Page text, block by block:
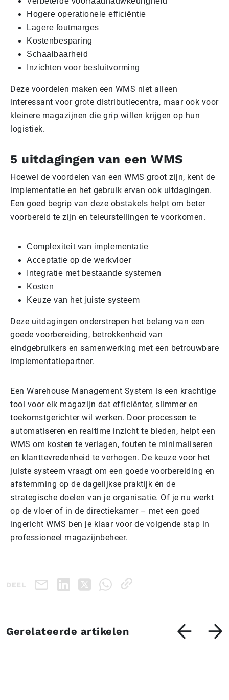
Hogere operationele efficiëntie
Lagere foutmarges
Kostenbesparing
Schaalbaarheid
Inzichten voor besluitvorming
Deze voordelen maken een WMS niet alleen
interessant voor grote distributiecentra, maar ook voor
kleinere magazijnen die grip willen krijgen op hun
logistiek.
5 uitdagingen van een WMS
Hoewel de voordelen van een WMS groot zijn, kent de
implementatie en het gebruik ervan ook uitdagingen.
Een goed begrip van deze obstakels helpt om beter
voorbereid te zijn en teleurstellingen te voorkomen.
Complexiteit van implementatie
Acceptatie op de werkvloer
Integratie met bestaande systemen
Kosten
Keuze van het juiste systeem
Deze uitdagingen onderstrepen het belang van een
goede voorbereiding, betrokkenheid van
eindgebruikers en samenwerking met een betrouwbare
implementatiepartner.
Een Warehouse Management System is een krachtige
tool voor elk magazijn dat efficiënter, slimmer en
toekomstgerichter wil werken. Door processen te
automatiseren en realtime inzicht te bieden, helpt een
WMS om kosten te verlagen, fouten te minimaliseren
en klanttevredenheid te verhogen. De keuze voor het
juiste systeem vraagt om een goede voorbereiding en
afstemming op de dagelijkse praktijk én de
strategische doelen van je organisatie. Of je nu werkt
op de vloer of in de directiekamer – met een goed
ingericht WMS ben je klaar voor de volgende stap in
professioneel magazijnbeheer.
DEEL
Gerelateerde artikelen